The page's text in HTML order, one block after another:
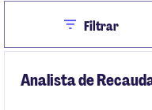
CloseFiltrar
Analista de